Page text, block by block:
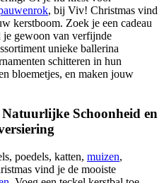
, bij Viv! Christmas vind
kerstboom. Zoek je een cadeau
je gewoon van verfijnde
unieke ballerina
schitteren in hun
bloemetjes, en maken jouw
Schoonheid en
poedels, katten, muizen,
vind je de mooiste